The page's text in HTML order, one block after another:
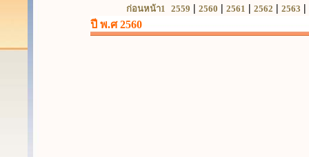
ก่อนหน้า1 2559 | 2560 | 2561 | 2562 | 2563 |
ปี พ.ศ 2560